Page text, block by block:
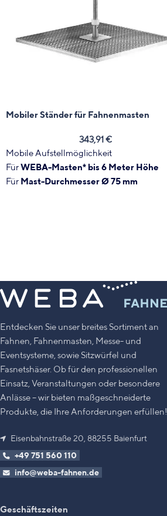
Mobiler Ständer für Fahnenmasten
343,91€
Mobile Aufstellmöglichkeit
FürWEBA-Masten* bis 6 Meter Höhe
Für Mast-Durchmesser Ø 75 mm
rufen Sie uns gerne an:+49 751 - 560 110
Entdecken Sie unser breites Sortiment an
Fahnen, Fahnenmasten, Messe- und
Eventsysteme, sowie Sitzwürfel und
Fasnetshäser. Ob für den professionellen
Einsatz, Veranstaltungen oder besondere
Anlässe – wir bieten maßgeschneiderte
Produkte, die Ihre Anforderungen erfüllen!
Eisenbahnstraße 20, 88255 Baienfurt
+49 751 560 110
info@weba-fahnen.de
Geschäftszeiten